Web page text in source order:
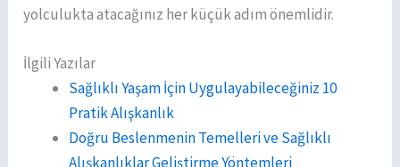
yolculukta atacağınız her küçük adım önemlidir.
İlgili Yazılar
Sağlıklı Yaşam İçin Uygulayabileceğiniz 10
Pratik Alışkanlık
Doğru Beslenmenin Temelleri ve Sağlıklı
Alışkanlıklar Geliştirme Yöntemleri